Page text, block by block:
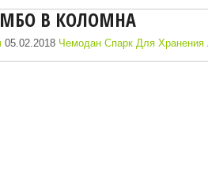
В КОЛОМНА
05.02.2018 Чемодан Спарк Для Хранения